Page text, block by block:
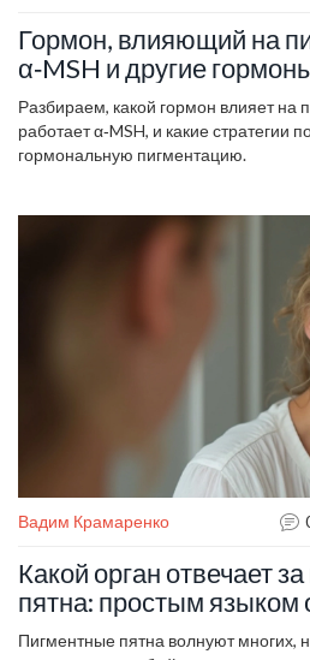
Гормон, влияющий на
α‑MSH и другие
Разбираем, какой гормон влияет на
работает α‑MSH, и какие стратегии
гормональную пигментацию.
Вадим Крамаренко
Какой орган отвечает
пятна: простым языком
меланине
Пигментные пятна волнуют многих,